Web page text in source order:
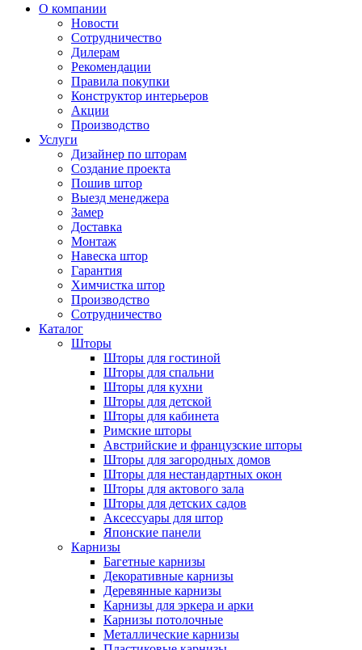
О компании
Новости
Сотрудничество
Дилерам
Рекомендации
Правила покупки
Конструктор интерьеров
Акции
Производство
Услуги
Дизайнер по шторам
Создание проекта
Пошив штор
Выезд менеджера
Замер
Доставка
Монтаж
Навеска штор
Гарантия
Химчистка штор
Производство
Сотрудничество
Каталог
Шторы
Шторы для гостиной
Шторы для спальни
Шторы для кухни
Шторы для детской
Шторы для кабинета
Римские шторы
Австрийские и французские шторы
Шторы для загородных домов
Шторы для нестандартных окон
Шторы для актового зала
Шторы для детских садов
Аксессуары для штор
Японские панели
Карнизы
Багетные карнизы
Декоративные карнизы
Деревянные карнизы
Карнизы для эркера и арки
Карнизы потолочные
Металлические карнизы